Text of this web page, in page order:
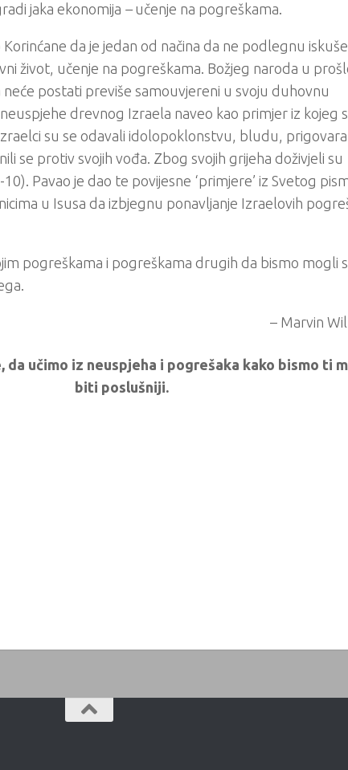
jaka ekonomija –učenje na pogreškama.
da je jedan od načina da ne podlegnu
život, učenje na pogreškama. Božjeg naroda u
neće postati previše samouvjereni u svoju duhovnu
drevnog Izraela naveo kao primjer iz kojeg
su se odavali idolopoklonstvu, bludu,
se protiv svojih vođa. Zbog svojih grijeha doživjeli su
Pavao je dao te povijesne ‘primjere’ iz Svetog
u Isusa da izbjegnu ponavljanje Izraelovih
pogreškama i pogreškama drugih da bismo mogli
– Marvin
da učimo iz neuspjeha i pogrešaka kako bismo ti
biti poslušniji.